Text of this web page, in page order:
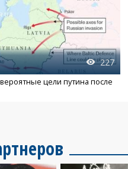
227
цели путина после